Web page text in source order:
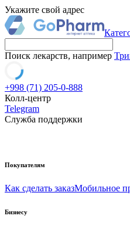
Укажите свой адрес
Поиск лекарств, например
+998 (71) 205-0-888
Колл-центр
Telegram
Служба поддержки
Покупателям
Как сделать заказМобильное
Бизнесу